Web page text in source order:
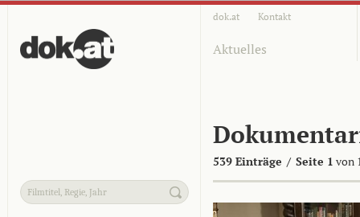
dok.at Kontakt
Aktuelles
539 Einträge / Seite 1 von